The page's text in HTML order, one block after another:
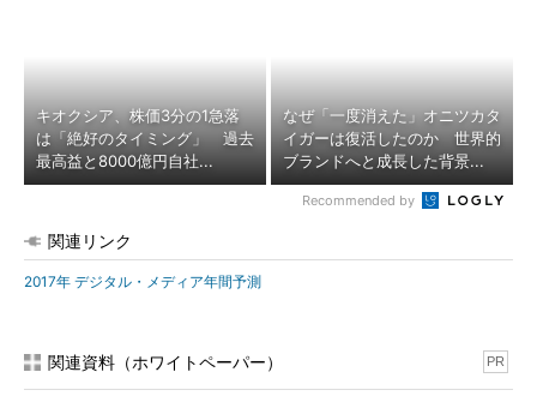
キオクシア、株価3分の1急落
は「絶好のタイミング」 過去
最高益と8000億円自社...
なぜ「一度消えた」オニツカタ
イガーは復活したのか 世界的
ブランドへと成長した背景...
Recommended by
関連リンク
2017年 デジタル・メディア年間予測
関連資料（ホワイトペーパー） PR